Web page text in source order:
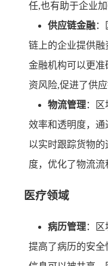
任,也有助于企业
供应链金融
链上的企业提供融
金融机构可以更
资风险,促进了供
物流管理：
效率和透明度，
以实时跟踪货物
度，优化了物流流
医疗领域
病历管理：区
提高了病历的安